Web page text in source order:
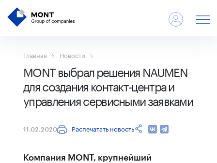
Главная Новости
MONT выбрал решения NAUMEN
для создания контакт-центра и
управления сервисными заявками
11.02.2020 Распечатать новость
Компания MONT, крупнейший